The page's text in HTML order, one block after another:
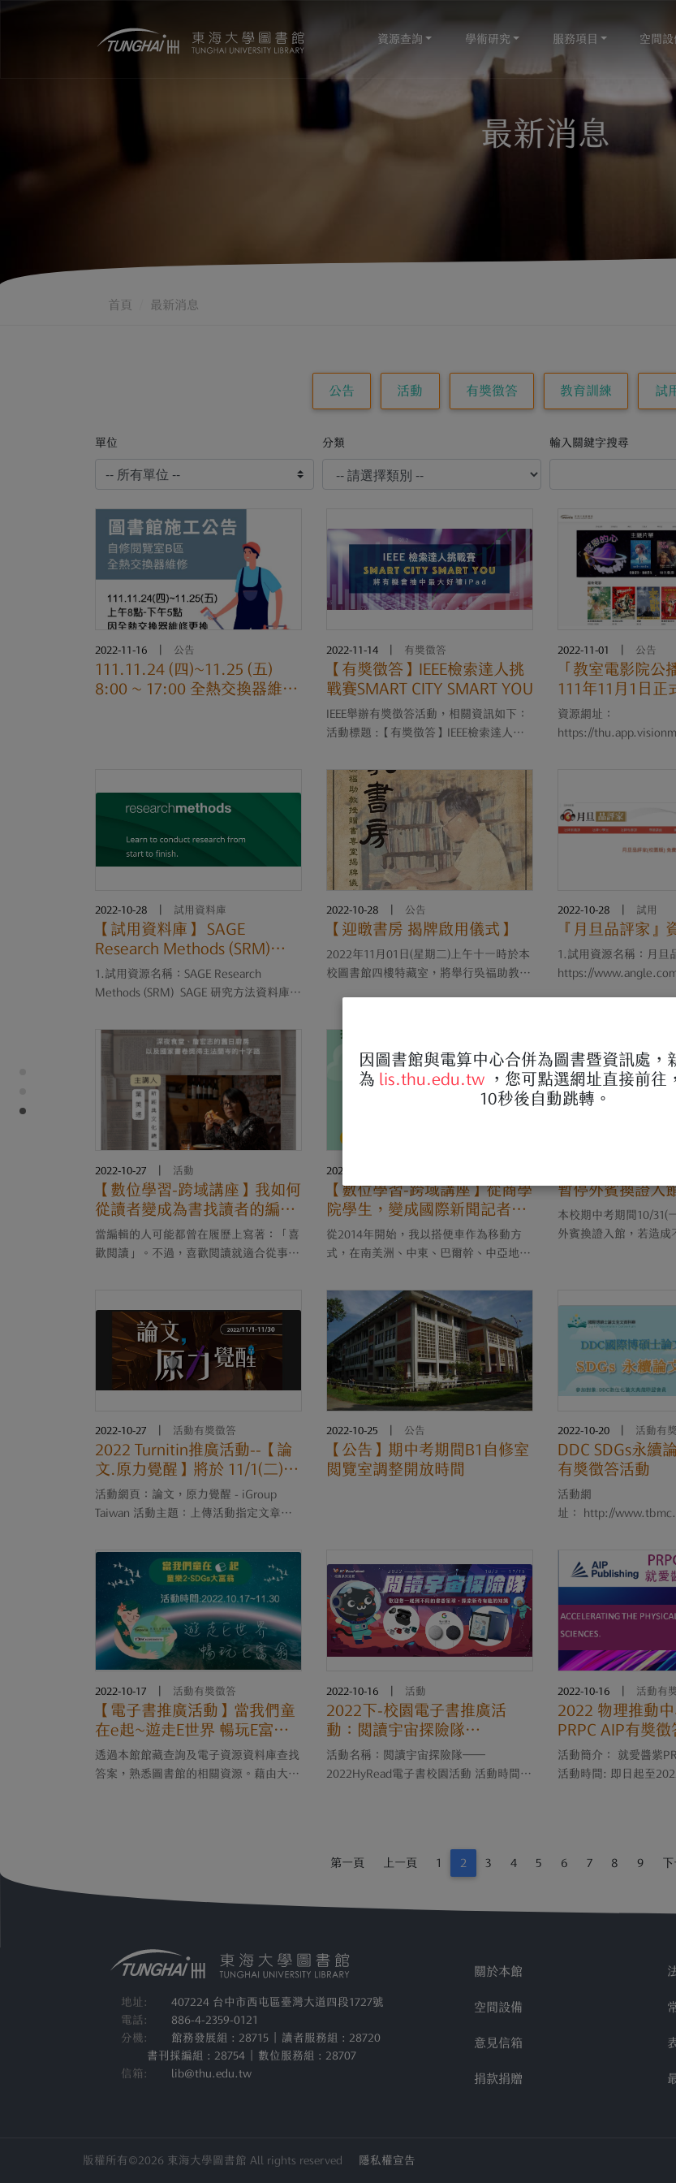
資源查詢 學術研究 服務項目 空間設
最新消息
首頁 最新消息
公告 活動 有獎徵答 教育訓練 試
單位 分類 輸入關鍵字搜尋
2022-11-16 公告
111.11.24 (四)~11.25 (五)
8:00 ~ 17:00 全熱交換器維修
2022-11-14 有獎徵答
【有獎徵答】IEEE檢索達人挑
戰賽SMART CITY SMART YOU
IEEE舉辦有獎徵答活動，相關資訊如下：
活動標題 :【有獎徵答】IEEE檢索達人挑
2022/11/15~2022/12/20 活動連結
: https://ithu.tw/4LM9y 參與資格 : 校內
教職員生
2022-11-01 公告
「教室電影院公
111年11月1日正
資源網址：
https://
播。讀者可利用片名
(如：人權、性平、....
2022-10-28 試用資料庫
【試用資料庫】 SAGE
Research Methods (SRM)
SAGE 研究方法資料庫
1.試用資源名稱：SAGE Research
Methods (SRM) SAGE 研究方法資料庫
https://www.angle.com.tw/media/camp
us 3.試用期限：2022/10/26-2022/12/31
4.網路版，直接連線SAGE網站。 5.鎖IP
方式，免帳號密碼。 6.無人數限制。
2022-10-28 公告
【迎暾書房 揭牌啟用儀式】
2022年11月01日(星期二)上午十一時於本
校圖書館四樓特藏室，將舉行吳福助教授
2022-10-28 試用
『月旦品評家』
1.試用資源名稱：月旦
https://
時上線人數：3人；跨
2022-10-27 活動
【數位學習-跨域講座】我如何
從讀者變成為書找讀者的編輯-
深夜食堂、詹宏志的舊日廚
房，以及國家書卷獎得主法蘭
當編輯的人可能都曾在履歷上寫著：「喜
歡閱讀」。不過，喜歡閱讀就適合從事編
同？這個講座具體跟大家聊聊一本書的幕
後編輯都在做甚麼....
2022-10-27
【數位學習-跨域講座】從商學
院學生，變成國際新聞記者
——搭便車帶我走上的人生岔
路
從2014年開始，我以搭便車作為移動方
式，在南美洲、中東、巴爾幹、中亞地區
是為了節省旅費，後來卻逐漸發現，便車
其實也是探索各地文化的一個有趣窗口。
成為記者之後，我....
暫停外賓換證入
本校期中考期間10/31(
外賓換證入館，若造成
2022-10-27 活動有獎徵答
2022 Turnitin推廣活動--【論
文.原力覺醒】將於 11/1(二)
開跑
活動網頁：論文，原力覺醒 - iGroup
Taiwan 活動主題：上傳活動指定文章範
2022/11/1-11/30 (一個月) 活動對象：全
台大專院校 Turnitin 訂戶，在學學生及教
2022-10-25 公告
【公告】期中考期間B1自修室
閱覽室調整開放時間
2022-10-20 活動有
DDC SDGs永續
有獎徵答活動
活動網
址： http://
享之資料庫使用效益，
~2022/12/15期間進行
文全文資料庫《 SDGs
賽！》活動。只要師
2022-10-17 活動有獎徵答
【電子書推廣活動】當我們童
在e起~遊走E世界 暢玩E富翁
(SDGs大富翁)
透過本館館藏查詢及電子資源資料庫查找
答案，熟悉圖書館的相關資源。藉由大富
2022-10-16 活動
2022下-校園電子書推廣活
動：閱讀宇宙探險隊
（10/3~11/15）
活動名稱：閱讀宇宙探險隊──
2022HyRead電子書校園活動 活動時間：
https://hyread.cc/202210school 活動說
明： 活....
2022-10-16 活動有
2022 物理推動
PRPC AIP有獎徵
活動簡介： 就愛醬紫
活動時間: 即日起至
第一頁 上一頁 1 2 3 4 5 6 7 8 9 下
地址:
407224 台中市西屯區臺灣大道四段1727號
電話:
886-4-2359-0121
分機:
館務發展組 : 28715 | 讀者服務組 : 28720
書刊採編組 : 28754 | 數位服務組 : 28707
信箱:
lib@thu.edu.tw
關於本館
空間設備
意見信箱
捐款捐贈
版權所有©2026 東海大學圖書館 All rights reserved 隱私權宣告
因圖書館與電算中心合併為圖書暨資訊處，
為
lis.thu.edu.tw ，您可點選網址直接前往
10秒後自動跳轉。